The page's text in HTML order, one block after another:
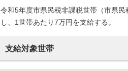
令和5年度市県民税非課税世帯（市県
し、1世帯あたり7万円を支給する。
支給対象世帯